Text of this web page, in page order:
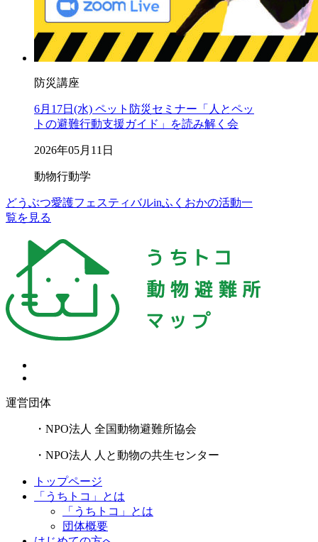
防災講座
6月17日(水) ペット防災セミナー「人とペッ
トの避難行動支援ガイド」を読み解く会
2026年05月11日
動物行動学
どうぶつ愛護フェスティバルinふくおかの活動一
覧を見る
運営団体
・NPO法人 全国動物避難所協会
・NPO法人 人と動物の共生センター
トップページ
「うちトコ」とは
「うちトコ」とは
団体概要